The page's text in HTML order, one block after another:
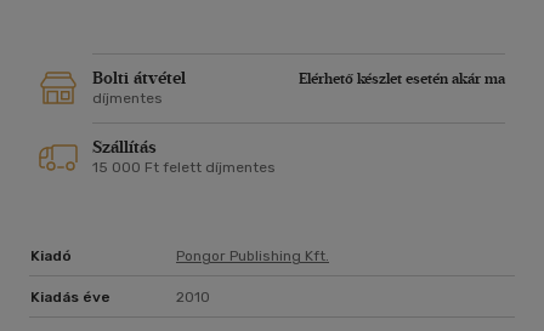
Bolti átvétel
Elérhető készlet esetén akár ma
díjmentes
Szállítás
15 000 Ft felett díjmentes
Kiadó Pongor Publishing Kft.
Kiadás éve 2010